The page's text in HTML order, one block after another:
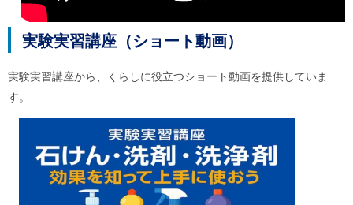
実験実習講座（ショート動画）
実験実習講座から、くらしに役立つショート動画を提供していま
す。